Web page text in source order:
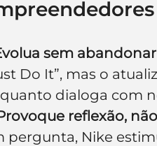
sem
Do It”, mas o
dialoga com
reflexão,
pergunta, Nike